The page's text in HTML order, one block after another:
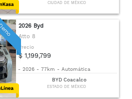
CIUDAD DE MÉXICO
2026 Byd
Atto 8
Precio
$ 1,199,799
- 2026 - 77km - Automática
BYD Coacalco
ESTADO DE MÉXICO